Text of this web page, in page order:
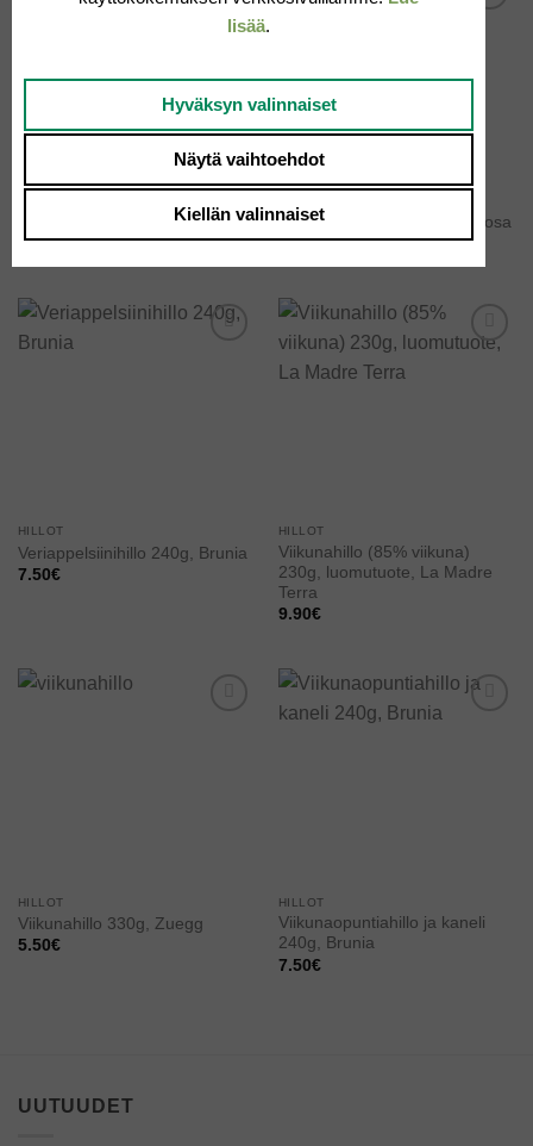
Add to
Sitruunahillo 240g, Brunia
7.50€
Sitruunahillo 350g, Santa Rosa
4.95€
HILLOT
Veriappelsiinihillo 240g, Brunia
7.50€
HILLOT
Viikunahillo (85% viikuna)
230g, luomutuote, La Madre
Terra
9.90€
HILLOT
Viikunahillo 330g, Zuegg
5.50€
HILLOT
Viikunaopuntiahillo ja kaneli
240g, Brunia
7.50€
UUTUUDET
lisää.
Hyväksyn valinnaiset
Näytä vaihtoehdot
Kiellän valinnaiset